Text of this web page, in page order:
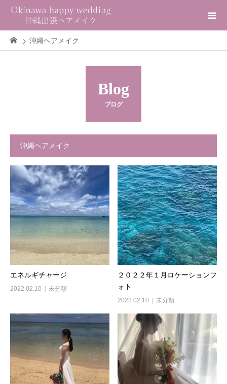
沖縄ヘアメイク
Blog
ブログ
沖縄ヘアメイク
エネルギチャージ
2022.02.10 未分類
２０２２年１月ロケーションフ
ォト
2022.02.10 未分類